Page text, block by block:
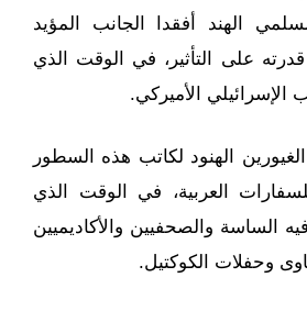
الهند أفقدا الجانب المؤيد
على التأثير، في الوقت الذي
الإسرائيلي الأميركي.
الهنود لكاتب هذه السطور
العربية، في الوقت الذي
الساسة والصحفيين والأكاديميين
وحفلات الكوكتيل.